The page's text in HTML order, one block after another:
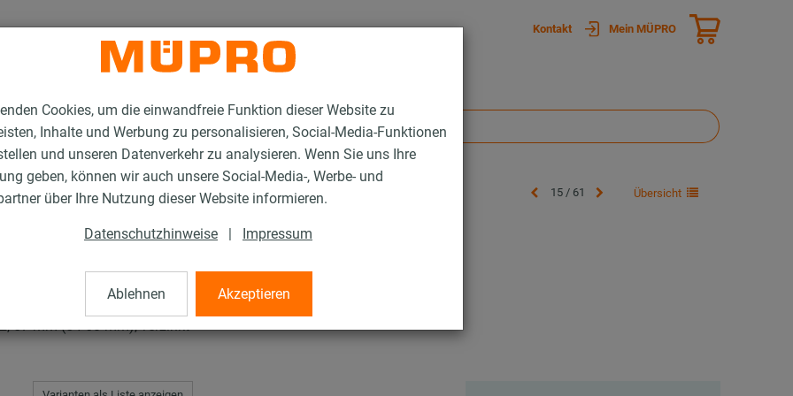
Cookies, um die einwandfreie Funktion dieser Website zu
Inhalte und Werbung zu personalisieren, Social-Media-Funktionen
und unseren Datenverkehr zu analysieren. Wenn Sie uns Ihre
geben, können wir auch unsere Social-Media-, Werbe- und
über Ihre Nutzung dieser Website informieren.
Datenschutzhinweise | Impressum
Ablehnen Akzeptieren
Kontakt Mein MÜPRO
15 / 61 Übersicht
57 mm (54-60 mm), verzinkt